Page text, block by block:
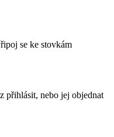
se ke stovkám
přihlásit, nebo jej objednat